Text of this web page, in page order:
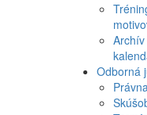
Odborná